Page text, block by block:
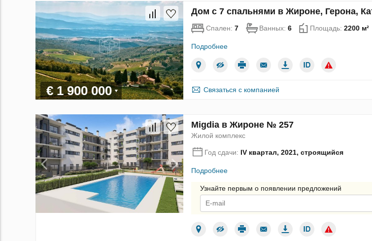
€ 1 900 000
Дом с 7 спальнями в Жироне, Герона,
Спален: 7 Ванных: 6 Площадь: 2200 м²
Подробнее
Связаться с компанией
Migdia в Жироне № 257
Жилой комплекс
Год сдачи: IV квартал, 2021, строящийся
Подробнее
Узнайте первым о появлении предложений